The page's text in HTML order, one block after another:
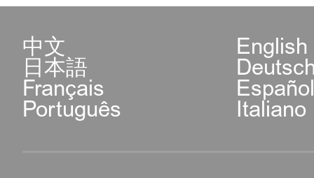
中文 English
日本語
Français
Português Italiano